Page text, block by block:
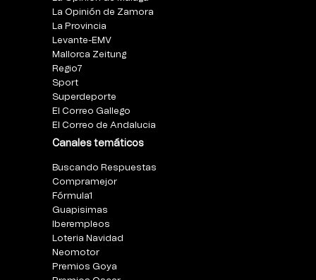
La Opinión de Zamora
La Provincia
Levante-EMV
Mallorca Zeitung
Regio7
Sport
Superdeporte
El Correo Gallego
El Correo de Andalucia
Canales temáticos
Buscando Respuestas
Compramejor
Fórmula1
Guapisimas
Iberempleos
Loteria Navidad
Neomotor
Premios Goya